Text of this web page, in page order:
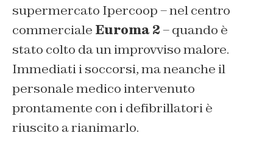
supermercato Ipercoop – nel centro
commerciale Euroma 2– quando è
stato colto da un improvviso malore.
Immediati i soccorsi, ma neanche il
personale medico intervenuto
prontamente con i defibrillatori è
riuscito a rianimarlo.